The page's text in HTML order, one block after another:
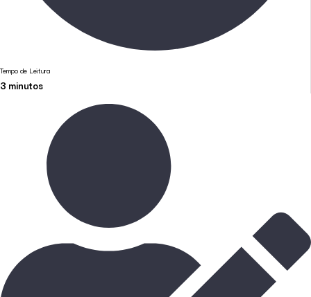
Tempo de Leitura
3 minutos